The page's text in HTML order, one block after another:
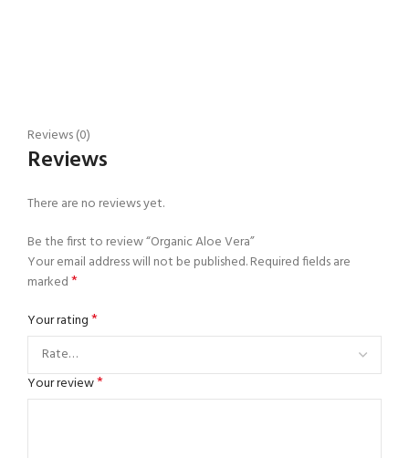
Reviews (0)
Reviews
There are no reviews yet.
Be the first to review “Organic Aloe Vera”
Your email address will not be published.Required fields are
marked*
Your rating*
Your review*